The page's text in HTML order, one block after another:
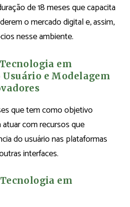
de 18 meses que capacita
o mercado digital e, assim,
nesse ambiente.
em
e Modelagem
que tem como objetivo
com recursos que
do usuário nas plataformas
interfaces.
em